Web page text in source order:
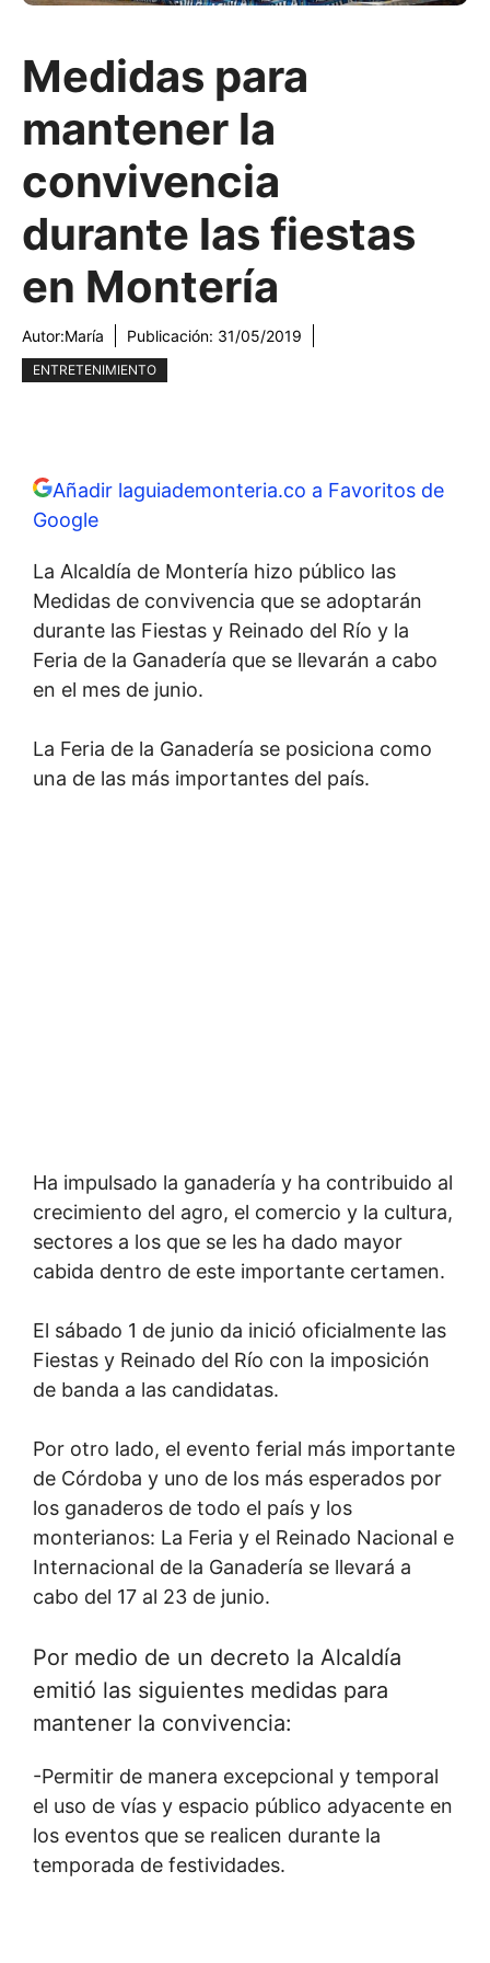
Medidas para
mantener la
convivencia
durante las fiestas
en Montería
Autor:María Publicación: 31/05/2019
ENTRETENIMIENTO
Añadir laguiademonteria.co a Favoritos de
Google
La Alcaldía de Montería hizo público las
Medidas de convivencia que se adoptarán
durante las Fiestas y Reinado del Río y la
Feria de la Ganadería que se llevarán a cabo
en el mes de junio.
La Feria de la Ganadería se posiciona como
una de las más importantes del país.
Ha impulsado la ganadería y ha contribuido al
crecimiento del agro, el comercio y la cultura,
sectores a los que se les ha dado mayor
cabida dentro de este importante certamen.
El sábado 1 de junio da inició oficialmente las
Fiestas y Reinado del Río con la imposición
de banda a las candidatas.
Por otro lado, el evento ferial más importante
de Córdoba y uno de los más esperados por
los ganaderos de todo el país y los
monterianos: La Feria y el Reinado Nacional e
Internacional de la Ganadería se llevará a
cabo del 17 al 23 de junio.
Por medio de un decreto la Alcaldía
emitió las siguientes medidas para
mantener la convivencia:
-Permitir de manera excepcional y temporal
el uso de vías y espacio público adyacente en
los eventos que se realicen durante la
temporada de festividades.